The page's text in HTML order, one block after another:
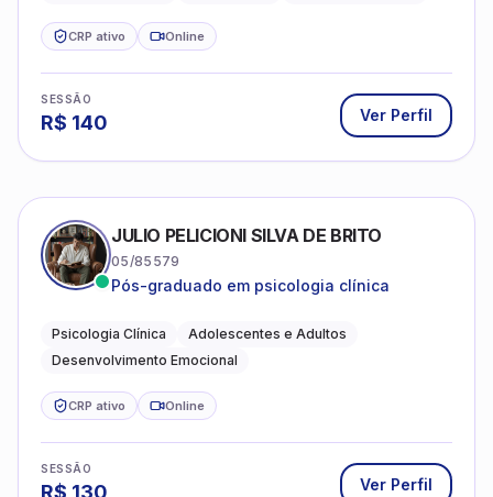
CRP ativo Online
SESSÃO
R$ 140 Ver Perfil
JULIO PELICIONI SILVA DE BRITO
05/85579
Pós-graduado em psicologia clínica
Psicologia Clínica
Adolescentes e Adultos
Desenvolvimento Emocional
CRP ativo Online
SESSÃO
R$ 130 Ver Perfil